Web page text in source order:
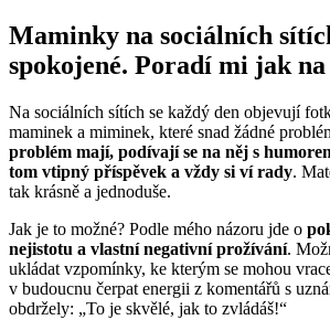
Maminky na sociálních
spokojené. Poradí mi jak na
Na sociálních sítích se každý den objevují
maminek a miminek, které snad žádné
problém mají, podívají se na něj s
tom vtipný příspěvek a vždy si ví rady.
tak krásně a jednoduše.
Jak je to možné? Podle mého názoru jde o
nejistotu a vlastní negativní prožívání.
ukládat vzpomínky, ke kterým se mohou
v budoucnu čerpat energii z komentářů s
obdržely: „To je skvělé, jak to zvládáš!“